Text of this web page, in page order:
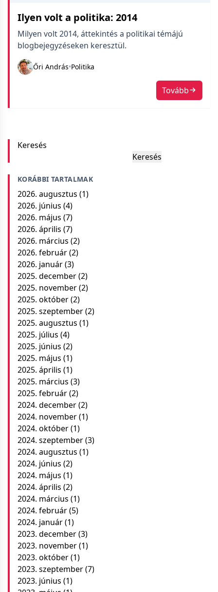
Ilyen volt a politika: 2014
Milyen volt 2014, áttekintés a politikai témájú
blogbejegyzéseken keresztül.
Őri András•Politika
Tovább
Keresés
Keresés
KORÁBBI TARTALMAK
2026. augusztus (1)
2026. június (4)
2026. május (7)
2026. április (7)
2026. március (2)
2026. február(2)
2026. január(3)
2025. december(2)
2025. november(2)
2025. október(2)
2025. szeptember(2)
2025. augusztus (1)
2025. július (4)
2025. június (2)
2025. május (1)
2025. április (1)
2025. március (3)
2025. február(2)
2024. december(2)
2024. november(1)
2024. október(1)
2024. szeptember(3)
2024. augusztus (1)
2024. június (2)
2024. május (1)
2024. április (2)
2024. március (1)
2024. február(5)
2024. január(1)
2023. december(3)
2023. november(1)
2023. október(1)
2023. szeptember(7)
2023. június (1)